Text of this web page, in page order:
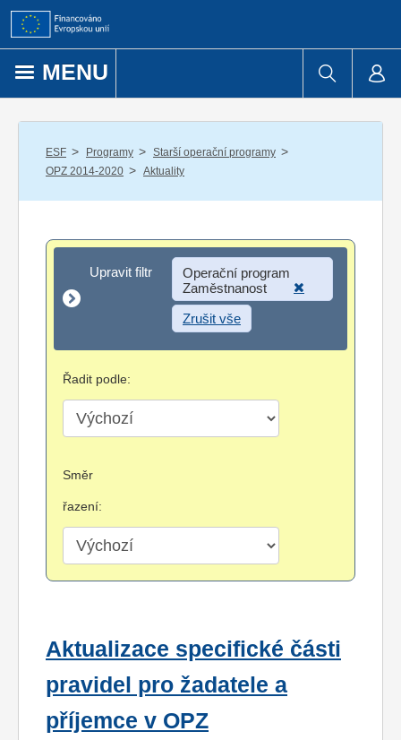
Přejít k obsahu
MENU
ESF / Programy / Starší operační programy /
OPZ 2014-2020 / Aktuality
Upravit filtr
Upravit filtr
Operační program
Zaměstnanost
Zrušit vše
Řadit podle:
Směr
řazení:
Aktualizace specifické části
pravidel pro žadatele a
příjemce v OPZ